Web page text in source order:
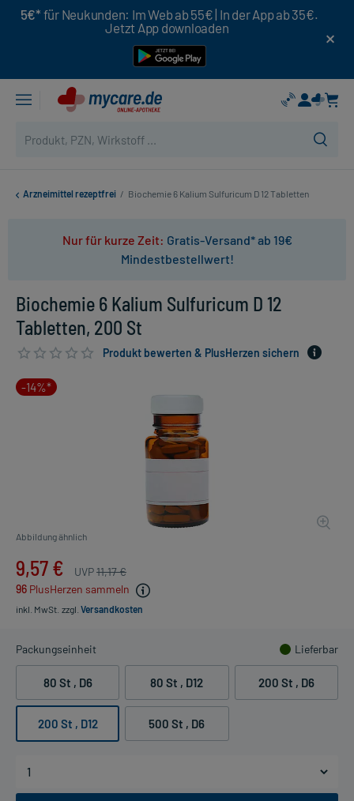
5€* für Neukunden: Im Web ab 55€ | In der App ab 35€.
Jetzt App downloaden
Arzneimittel rezeptfrei / Biochemie 6 Kalium Sulfuricum D 12 Tabletten
Nur für kurze Zeit: Gratis-Versand* ab 19€
Mindestbestellwert!
Biochemie 6 Kalium Sulfuricum D 12
Tabletten, 200 St
Produkt bewerten & PlusHerzen sichern
-14%*
Abbildung ähnlich
9,57 € UVP11,17 €
96 PlusHerzen sammeln
inkl. MwSt. zzgl. Versandkosten
Packungseinheit Lieferbar
80 St , D6 80 St , D12 200 St , D6
200 St , D12 500 St , D6